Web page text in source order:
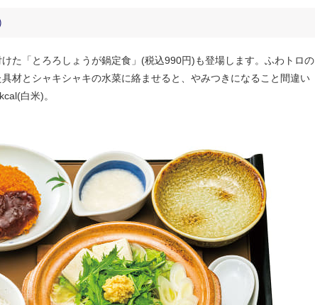
た「とろろしょうが鍋定食」(税込990円)も登場します。ふわトロの
材とシャキシャキの水菜に絡ませると、やみつきになること間違い
白米)。